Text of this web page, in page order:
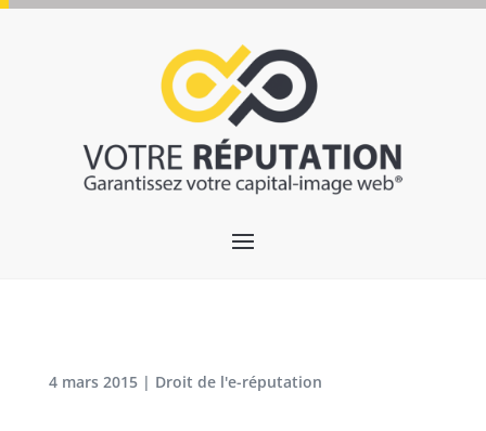
4 mars 2015| Droit de l'e-réputation